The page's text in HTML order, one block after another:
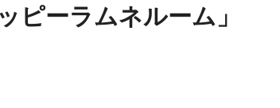
ピーラムネルーム」